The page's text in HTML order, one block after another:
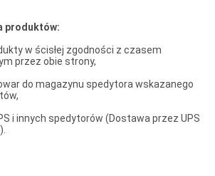
produktów:
w ścisłej zgodności z czasem
przez obie strony,
do magazynu spedytora wskazanego
i innych spedytorów (Dostawa przez UPS